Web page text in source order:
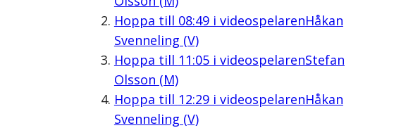
Hoppa till 08:49i videospelarenHåkan
Svenneling (V)
Hoppa till 11:05i videospelarenStefan
Olsson (M)
Hoppa till 12:29i videospelarenHåkan
Svenneling (V)